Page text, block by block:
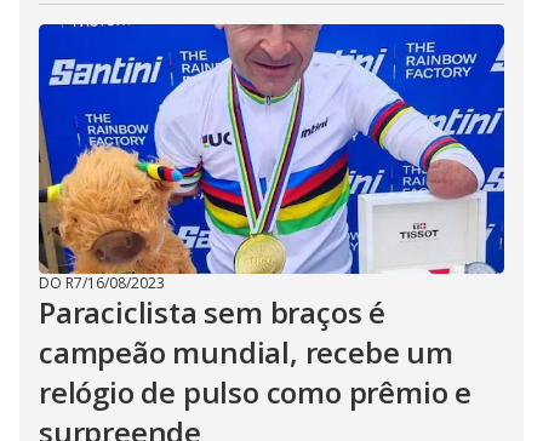
DO R7/16/08/2023
Paraciclista sem braços é
campeão mundial, recebe um
relógio de pulso como prêmio e
surpreende